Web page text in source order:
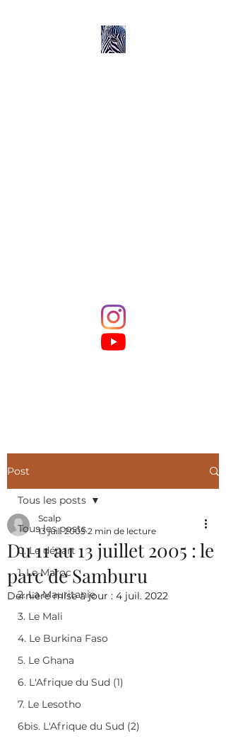
Post
Tous les posts
0. Le départ
1. Le Maroc
2. La Mauritanie
3. Le Mali
4. Le Burkina Faso
5. Le Ghana
6. L'Afrique du Sud (1)
7. Le Lesotho
6bis. L'Afrique du Sud (2)
Tous les posts
Du 11 au 13 juillet 2005 : le
parc de Samburu
Scalp
13 juil. 2005 2 min de lecture
Dernière mise à jour : 4 juil. 2022